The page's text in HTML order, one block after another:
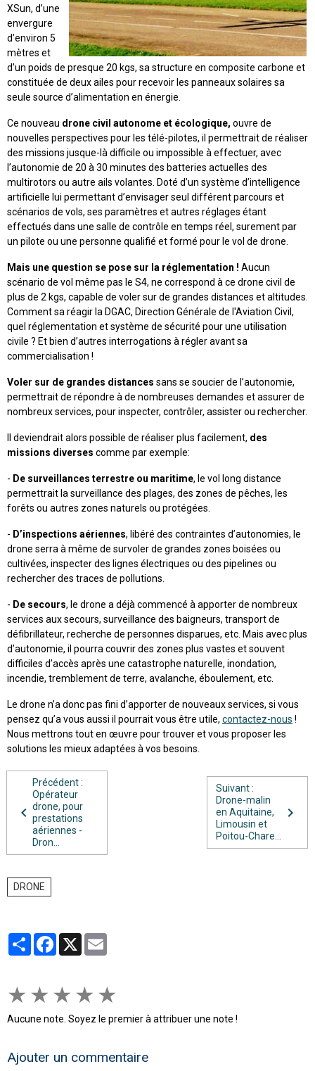
XSun, d’une
envergure
d’environ 5
mètres et
d’un poids de presque 20 kgs, sa structure en composite carbone et
constituée de deux ailes pour recevoir les panneaux solaires sa
seule source d’alimentation en énergie.
Ce nouveau drone civil autonome et écologique, ouvre de
nouvelles perspectives pour les télé-pilotes, il permettrait de réaliser
des missions jusque-là difficile ou impossible à effectuer, avec
l’autonomie de 20 à 30 minutes des batteries actuelles des
multirotors ou autre ails volantes. Doté d’un système d’intelligence
artificielle lui permettant d’envisager seul différent parcours et
scénarios de vols, ses paramètres et autres réglages étant
effectués dans une salle de contrôle en temps réel, surement par
un pilote ou une personne qualifié et formé pour le vol de drone.
Mais une question se pose sur la réglementation ! Aucun
scénario de vol même pas le S4, ne correspond à ce drone civil de
plus de 2 kgs, capable de voler sur de grandes distances et altitudes.
Comment sa réagir la DGAC, Direction Générale de l'Aviation Civil,
quel réglementation et système de sécurité pour une utilisation
civile ? Et bien d’autres interrogations à régler avant sa
commercialisation !
Voler sur de grandes distances sans se soucier de l’autonomie,
permettrait de répondre à de nombreuses demandes et assurer de
nombreux services, pour inspecter, contrôler, assister ou rechercher.
Il deviendrait alors possible de réaliser plus facilement, des
missions diverses comme par exemple:
- De surveillances terrestre ou maritime, le vol long distance
permettrait la surveillance des plages, des zones de pêches, les
forêts ou autres zones naturels ou protégées.
- D’inspections aériennes, libéré des contraintes d’autonomies, le
drone serra à même de survoler de grandes zones boisées ou
cultivées, inspecter des lignes électriques ou des pipelines ou
rechercher des traces de pollutions.
- De secours, le drone a déjà commencé à apporter de nombreux
services aux secours, surveillance des baigneurs, transport de
défibrillateur, recherche de personnes disparues, etc. Mais avec plus
d’autonomie, il pourra couvrir des zones plus vastes et souvent
difficiles d’accès après une catastrophe naturelle, inondation,
incendie, tremblement de terre, avalanche, éboulement, etc.
Le drone n’a donc pas fini d’apporter de nouveaux services, si vous
pensez qu’a vous aussi il pourrait vous être utile, contactez-nous !
Nous mettrons tout en œuvre pour trouver et vous proposer les
solutions les mieux adaptées à vos besoins.
Précédent :
Opérateur
drone, pour
prestations
aériennes -
Dron...
Suivant :
Drone-malin
en Aquitaine,
Limousin et
Poitou-Chare...
DRONE
PartagerFacebook
X
★ ★ ★ ★ ★
Aucune note. Soyez le premier à attribuer une note !
Ajouter un commentaire